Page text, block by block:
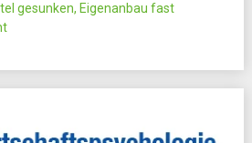
gesunken, Eigenanbau fast